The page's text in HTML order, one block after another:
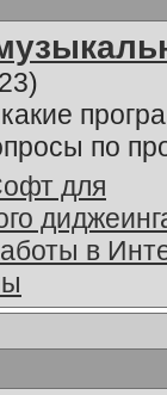
по
для
в